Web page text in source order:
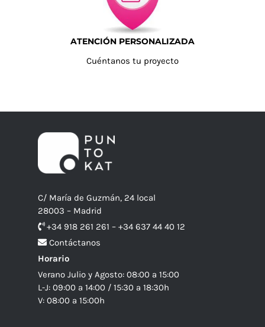
ATENCIÓN PERSONALIZADA
Cuéntanos tu proyecto
C/ María de Guzmán, 24 local
28003 – Madrid
+34 918 261 261 – +34 637 44 40 12
Contáctanos
Horario
Verano Julio y Agosto: 08:00 a 15:00
L-J: 09:00 a 14:00 / 15:30 a 18:30h
V: 08:00 a 15:00h